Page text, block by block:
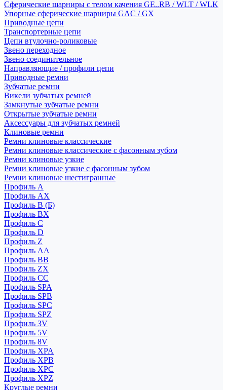
Сферические шарниры с телом качения GE..RB / WLT / WLK
Упорные сферические шарниры GAC / GX
Приводные цепи
Транспортерные цепи
Цепи втулочно-роликовые
Звено переходное
Звено соединительное
Направляющие / профили цепи
Приводные ремни
Зубчатые ремни
Викели зубчатых ремней
Замкнутые зубчатые ремни
Открытые зубчатые ремни
Аксессуары для зубчатых ремней
Клиновые ремни
Ремни клиновые классические
Ремни клиновые классические с фасонным зубом
Ремни клиновые узкие
Ремни клиновые узкие с фасонным зубом
Ремни клиновые шестигранные
Профиль A
Профиль AX
Профиль B (Б)
Профиль BX
Профиль C
Профиль D
Профиль Z
Профиль АА
Профиль BB
Профиль ZX
Профиль CC
Профиль SPA
Профиль SPB
Профиль SPC
Профиль SPZ
Профиль 3V
Профиль 5V
Профиль 8V
Профиль XPA
Профиль XPB
Профиль XPC
Профиль XPZ
Круглые ремни